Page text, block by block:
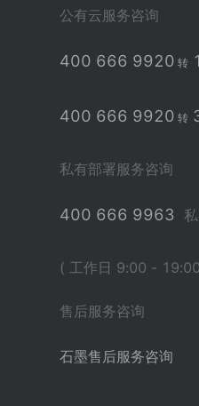
公有云服务咨询
400 666 9920 转1
400 666 9920 转
私有部署服务咨询
400 666 9963
( 工作日 9:00 -
售后服务咨询
石墨售后服务咨询